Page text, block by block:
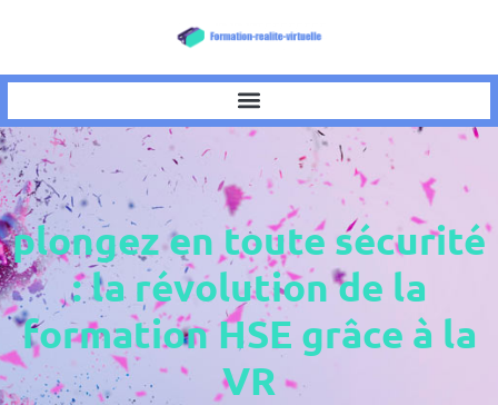
plongez en toute sécurité
: la révolution de la
formation HSE grâce à la
VR